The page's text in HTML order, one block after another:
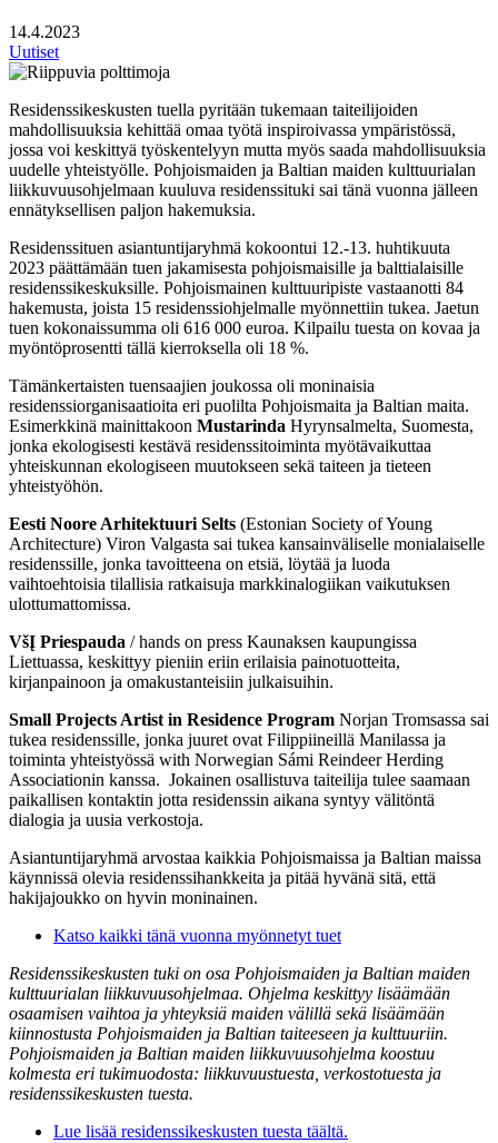
14.4.2023
Uutiset
Residenssikeskusten tuella pyritään tukemaan taiteilijoiden
mahdollisuuksia kehittää omaa työtä inspiroivassa ympäristössä,
jossa voi keskittyä työskentelyyn mutta myös saada mahdollisuuksia
uudelle yhteistyölle. Pohjoismaiden ja Baltian maiden kulttuurialan
liikkuvuusohjelmaan kuuluva residenssituki sai tänä vuonna jälleen
ennätyksellisen paljon hakemuksia.
Residenssituen asiantuntijaryhmä kokoontui 12.-13. huhtikuuta
2023 päättämään tuen jakamisesta pohjoismaisille ja balttialaisille
residenssikeskuksille. Pohjoismainen kulttuuripiste vastaanotti 84
hakemusta, joista 15 residenssiohjelmalle myönnettiin tukea. Jaetun
tuen kokonaissumma oli 616 000 euroa. Kilpailu tuesta on kovaa ja
myöntöprosentti tällä kierroksella oli 18 %.
Tämänkertaisten tuensaajien joukossa oli moninaisia
residenssiorganisaatioita eri puolilta Pohjoismaita ja Baltian maita.
Esimerkkinä mainittakoon Mustarinda Hyrynsalmelta, Suomesta,
jonka ekologisesti kestävä residenssitoiminta myötävaikuttaa
yhteiskunnan ekologiseen muutokseen sekä taiteen ja tieteen
yhteistyöhön.
Eesti Noore Arhitektuuri Selts (Estonian Society of Young
Architecture) Viron Valgasta sai tukea kansainväliselle monialaiselle
residenssille, jonka tavoitteena on etsiä, löytää ja luoda
vaihtoehtoisia tilallisia ratkaisuja markkinalogiikan vaikutuksen
ulottumattomissa.
VšĮ Priespauda / hands on press Kaunaksen kaupungissa
Liettuassa, keskittyy pieniin eriin erilaisia painotuotteita,
kirjanpainoon ja omakustanteisiin julkaisuihin.
Small Projects Artist in Residence Program Norjan Tromsassa sai
tukea residenssille, jonka juuret ovat Filippiineillä Manilassa ja
toiminta yhteistyössä with Norwegian Sámi Reindeer Herding
Associationin kanssa. Jokainen osallistuva taiteilija tulee saamaan
paikallisen kontaktin jotta residenssin aikana syntyy välitöntä
dialogia ja uusia verkostoja.
Asiantuntijaryhmä arvostaa kaikkia Pohjoismaissa ja Baltian maissa
käynnissä olevia residenssihankkeita ja pitää hyvänä sitä, että
hakijajoukko on hyvin moninainen.
Katso kaikki tänä vuonna myönnetyt tuet
Residenssikeskusten tuki on osa Pohjoismaiden ja Baltian maiden
kulttuurialan liikkuvuusohjelmaa. Ohjelma keskittyy lisäämään
osaamisen vaihtoa ja yhteyksiä maiden välillä sekä lisäämään
kiinnostusta Pohjoismaiden ja Baltian taiteeseen ja kulttuuriin.
Pohjoismaiden ja Baltian maiden liikkuvuusohjelma koostuu
kolmesta eri tukimuodosta: liikkuvuustuesta, verkostotuesta ja
residenssikeskusten tuesta.
Lue lisää residenssikeskusten tuesta täältä.